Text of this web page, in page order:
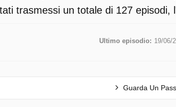
trasmessi un totale di 127 episodi,
Ultimo episodio: 19/06/
Guarda Un